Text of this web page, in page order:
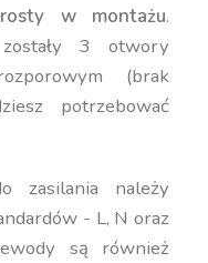
w montażu.
3 otwory
(brak
potrzebować
zasilania należy
- L, N oraz
są również